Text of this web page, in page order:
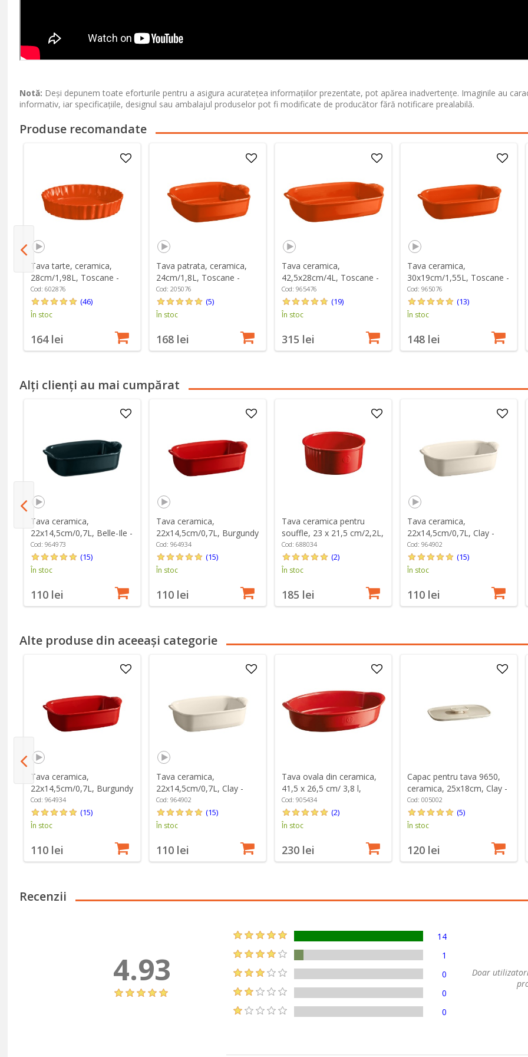
Notă: Deși depunem toate eforturile pentru a asigura acuratețea informațiilor prezentate, pot apărea inadvertențe. Imaginile au
informativ, iar specificațiile, designul sau ambalajul produselor pot fi modificate de producător fără notificare prealabilă.
Produse recomandate
Tava tarte, ceramica,
28cm/1,98L, Toscane -
Emile Henry
Cod: 602876
(46)
În stoc
164 lei
Tava patrata, ceramica,
24cm/1,8L, Toscane -
Emile Henry
Cod: 205076
(5)
În stoc
168 lei
Tava ceramica,
42,5x28cm/4L, Toscane -
Emile Henry
Cod: 965476
(19)
În stoc
315 lei
Tava ceramica,
30x19cm/1,55L, Toscane -
Emile Henry
Cod: 965076
(13)
În stoc
148 lei
Alți clienți au mai cumpărat
Tava ceramica,
22x14,5cm/0,7L, Belle-Ile -
Emile Henry
Cod: 964973
(15)
În stoc
110 lei
Tava ceramica,
22x14,5cm/0,7L, Burgundy
- Emile Henry
Cod: 964934
(15)
În stoc
110 lei
Tava ceramica pentru
souffle, 23 x 21,5 cm/2,2L,
Burgundy - Emile Henry
Cod: 688034
(2)
În stoc
185 lei
Tava ceramica,
22x14,5cm/0,7L, Clay -
Emile Henry
Cod: 964902
(15)
În stoc
110 lei
Alte produse din aceeași categorie
Tava ceramica,
22x14,5cm/0,7L, Burgundy
- Emile Henry
Cod: 964934
(15)
În stoc
110 lei
Tava ceramica,
22x14,5cm/0,7L, Clay -
Emile Henry
Cod: 964902
(15)
În stoc
110 lei
Tava ovala din ceramica,
41,5 x 26,5 cm/ 3,8 l,
Burgundy - Emile Henry
Cod: 905434
(2)
În stoc
230 lei
Capac pentru tava 9650,
ceramica, 25x18cm, Clay -
Emile Henry
Cod: 005002
(5)
În stoc
120 lei
Recenzii
4.93
14
1
0
0
0
Doar